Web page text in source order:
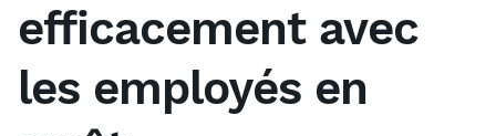
efficacement avec
les employés en